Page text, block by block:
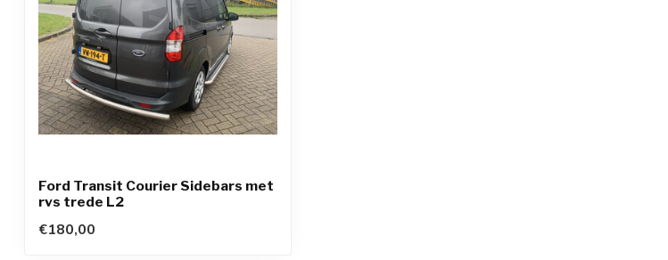
Ford Transit Courier Sidebars met
rvs trede L2
€180,00